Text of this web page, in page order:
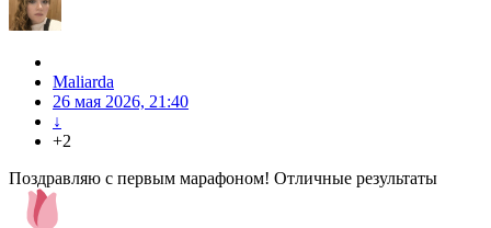
Maliarda
26 мая 2026, 21:40
↓
+2
Поздравляю с первым марафоном! Отличные результаты